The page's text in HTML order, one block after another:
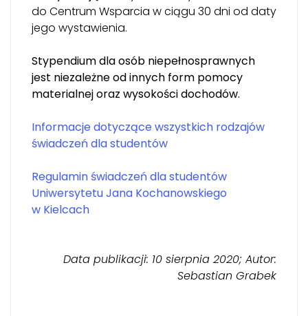
do Centrum Wsparcia w ciągu 30 dni od daty
jego wystawienia.
Stypendium dla osób niepełnosprawnych
jest niezależne od innych form pomocy
materialnej oraz wysokości dochodów.
Informacje dotyczące wszystkich rodzajów
świadczeń dla studentów
Regulamin świadczeń dla studentów
Uniwersytetu Jana Kochanowskiego
w Kielcach
Data publikacji: 10 sierpnia 2020; Autor:
Sebastian Grabek